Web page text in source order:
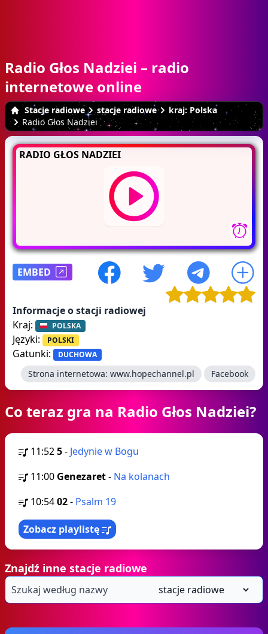
Radio Głos Nadziei – radio
internetowe online
Stacje radiowe stacje radiowe
kraj: Polska
Radio Głos Nadziei
RADIO GŁOS NADZIEI
EMBED
Informacje o stacji radiowej
Kraj:
POLSKA
Języki: POLSKI
Gatunki: DUCHOWA
Strona internetowa: www.hopechannel.pl Facebook
Co teraz gra na Radio Głos Nadziei?
11:525- Jedynie w Bogu
11:00 Genezaret- Na kolanach
10:5402- Psalm 19
Zobacz playlistę
Znajdź inne stacje radiowe